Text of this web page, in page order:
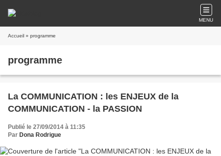
MENU
Accueil » programme
programme
La COMMUNICATION : les ENJEUX de la
COMMUNICATION - la PASSION
Publié le 27/09/2014 à 11:35
Par Dona Rodrigue